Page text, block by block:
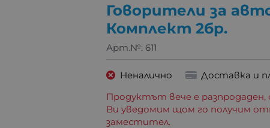
Говорители за
Комплект 2бр.
Арт.№: 611
Неналично
Доставка и
Продуктът вече е
Ви уведомим щом го получим
заместител.